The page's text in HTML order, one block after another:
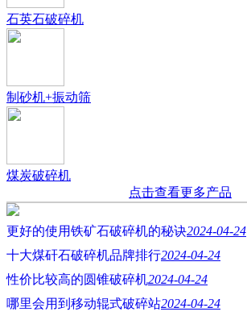
石英石破碎机
制砂机+振动筛
煤炭破碎机
点击查看更多产品
更好的使用铁矿石破碎机的秘诀2024-04-24
十大煤矸石破碎机品牌排行2024-04-24
性价比较高的圆锥破碎机2024-04-24
哪里会用到移动辊式破碎站2024-04-24